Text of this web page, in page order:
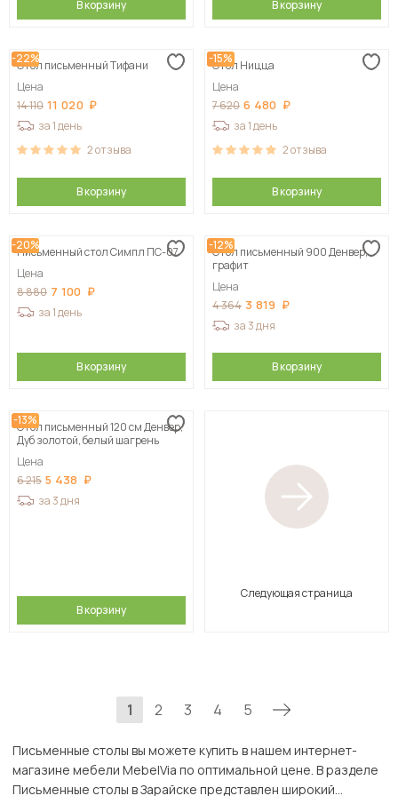
В корзину В корзину
-22%
Стол письменный Тифани
Цена
14 110 11 020
за 1 день
2отзыва
В корзину
-15%
Стол Ницца
Цена
7 620 6 480
за 1 день
2отзыва
В корзину
-20%
Письменный стол Симпл ПС-07
Цена
8 880 7 100
за 1 день
В корзину
-12%
Стол письменный 900 Денвер,
графит
Цена
4 364 3 819
за 3 дня
В корзину
-13%
Стол письменный 120 см Денвер,
Дуб золотой, белый шагрень
Цена
6 215 5 438
за 3 дня
В корзину
Следующая страница
1 2 3 4 5
Письменные столы вы можете купить в нашем интернет-
магазине мебели MebelVia по оптимальной цене. В разделе
Письменные столы в Зарайске представлен широкий